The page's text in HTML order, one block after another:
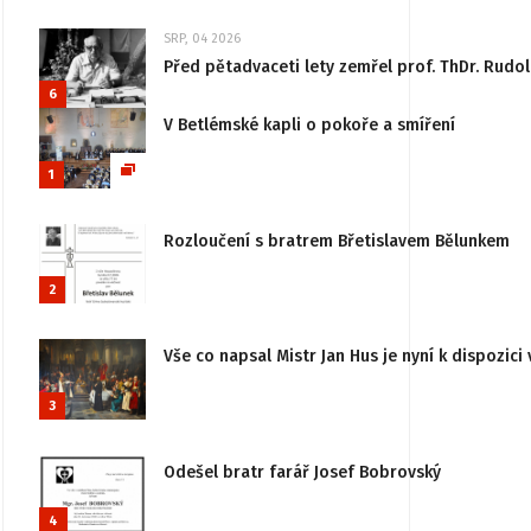
6
SRP, 04 2026
Před pětadvaceti lety zemřel prof. ThDr.
1
V Betlémské kapli o pokoře a smíření
2
Rozloučení s bratrem Břetislavem Bělunkem
3
Vše co napsal Mistr Jan Hus je nyní k
4
Odešel bratr farář Josef Bobrovský